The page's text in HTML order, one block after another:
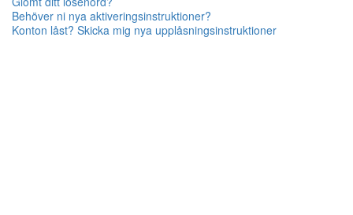
Behöver ni nya aktiveringsinstruktioner?
Konton låst? Skicka mig nya upplåsningsinstruktioner